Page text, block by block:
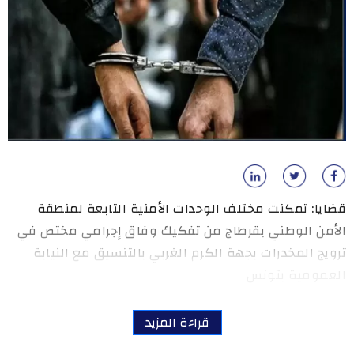
قضايا: تمكنت مختلف الوحدات الأمنية التابعة لمنطقة
الأمن الوطني بقرطاج من تفكيك وفاق إجرامي مختص في
ترويج المخدرات بجهة الكرم الغربي بالتنسيق مع النيابة
قراءة المزيد